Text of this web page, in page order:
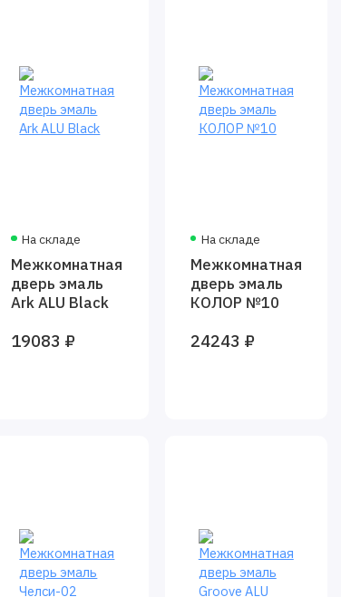
На складе
Межкомнатная
дверь эмаль
Ark ALU Black
19083 ₽
На складе
Межкомнатная
дверь эмаль
КОЛОР №10
24243 ₽